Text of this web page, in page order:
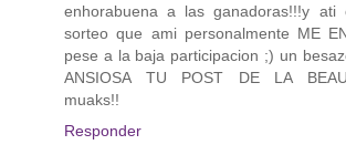
enhorabuena a las ganadoras!!!y ati
sorteo que ami personalmente ME
pese a la baja participacion ;) un
ANSIOSA TU POST DE LA
muaks!!
Responder